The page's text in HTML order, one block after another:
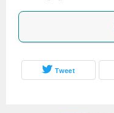
Tweet